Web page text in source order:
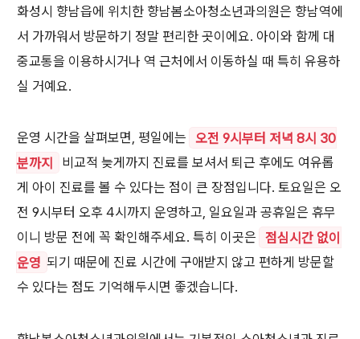
화성시 향남읍에 위치한 향남봄소아청소년과의원은 향남역에
서 가까워서 방문하기 정말 편리한 곳이에요. 아이와 함께 대
중교통을 이용하시거나 역 근처에서 이동하실 때 특히 유용하
실 거예요.
운영 시간을 살펴보면, 평일에는 오전 9시부터 저녁 8시 30
분까지
비교적 늦게까지 진료를 보셔서 퇴근 후에도 여유롭
게 아이 진료를 볼 수 있다는 점이 큰 장점입니다. 토요일은 오
전 9시부터 오후 4시까지 운영하고, 일요일과 공휴일은 휴무
이니 방문 전에 꼭 확인해주세요. 특히 이곳은 점심시간 없이
운영 되기 때문에 진료 시간에 구애받지 않고 편하게 방문할
수 있다는 점도 기억해두시면 좋겠습니다.